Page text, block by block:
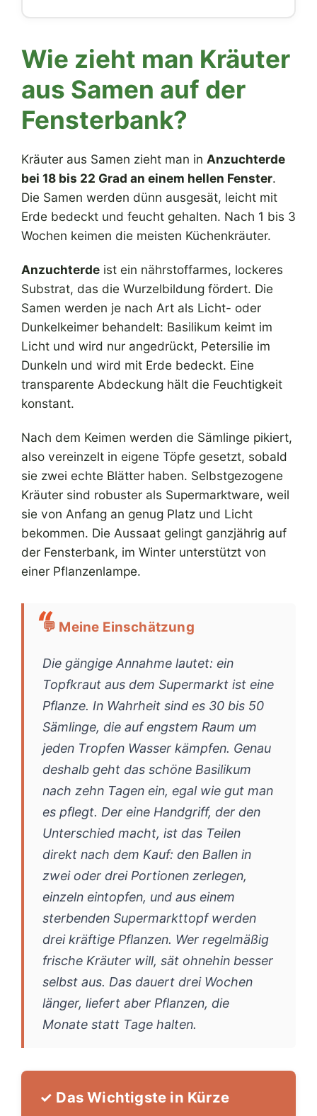
Wie zieht man Kräuter
aus Samen auf der
Fensterbank?
Kräuter aus Samen zieht man in Anzuchterde
bei 18 bis 22 Grad an einem hellen Fenster.
Die Samen werden dünn ausgesät, leicht mit
Erde bedeckt und feucht gehalten. Nach 1 bis 3
Wochen keimen die meisten Küchenkräuter.
Anzuchterde ist ein nährstoffarmes, lockeres
Substrat, das die Wurzelbildung fördert. Die
Samen werden je nach Art als Licht- oder
Dunkelkeimer behandelt: Basilikum keimt im
Licht und wird nur angedrückt, Petersilie im
Dunkeln und wird mit Erde bedeckt. Eine
transparente Abdeckung hält die Feuchtigkeit
konstant.
Nach dem Keimen werden die Sämlinge pikiert,
also vereinzelt in eigene Töpfe gesetzt, sobald
sie zwei echte Blätter haben. Selbstgezogene
Kräuter sind robuster als Supermarktware, weil
sie von Anfang an genug Platz und Licht
bekommen. Die Aussaat gelingt ganzjährig auf
der Fensterbank, im Winter unterstützt von
einer Pflanzenlampe.
💬 Meine Einschätzung
Die gängige Annahme lautet: ein
Topfkraut aus dem Supermarkt ist eine
Pflanze. In Wahrheit sind es 30 bis 50
Sämlinge, die auf engstem Raum um
jeden Tropfen Wasser kämpfen. Genau
deshalb geht das schöne Basilikum
nach zehn Tagen ein, egal wie gut man
es pflegt. Der eine Handgriff, der den
Unterschied macht, ist das Teilen
direkt nach dem Kauf: den Ballen in
zwei oder drei Portionen zerlegen,
einzeln eintopfen, und aus einem
sterbenden Supermarkttopf werden
drei kräftige Pflanzen. Wer regelmäßig
frische Kräuter will, sät ohnehin besser
selbst aus. Das dauert drei Wochen
länger, liefert aber Pflanzen, die
Monate statt Tage halten.
✓ Das Wichtigste in Kürze